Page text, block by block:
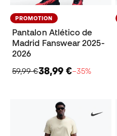
PROMOTION
Pantalon Atlético de
Madrid Fanswear 2025-
2026
59,99 €38,99 €−35%